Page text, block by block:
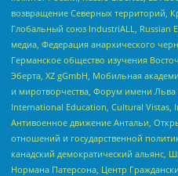
возвращение Северных территорий,
Глобальный союз IndustriALL,
медиа, Федерация анархического
Германское общество изучения
Эберта, XZ gGmbH, Мобильная
и миротворчества, Форум имени Льва
International Education, Cultural Vistas,
Антивоенное движение Антальи,
отношений и государственной
канадский демократический
Нормана Патерсона, Центр